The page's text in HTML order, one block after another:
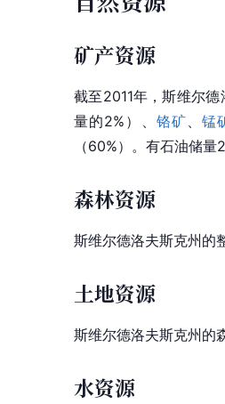
矿产资源
截至2011年，斯维尔
量的2%）、 铬矿 、锰
（60%）。有石油储
森林资源
斯维尔德洛夫斯克州的
土地资源
斯维尔德洛夫斯克州的
水资源